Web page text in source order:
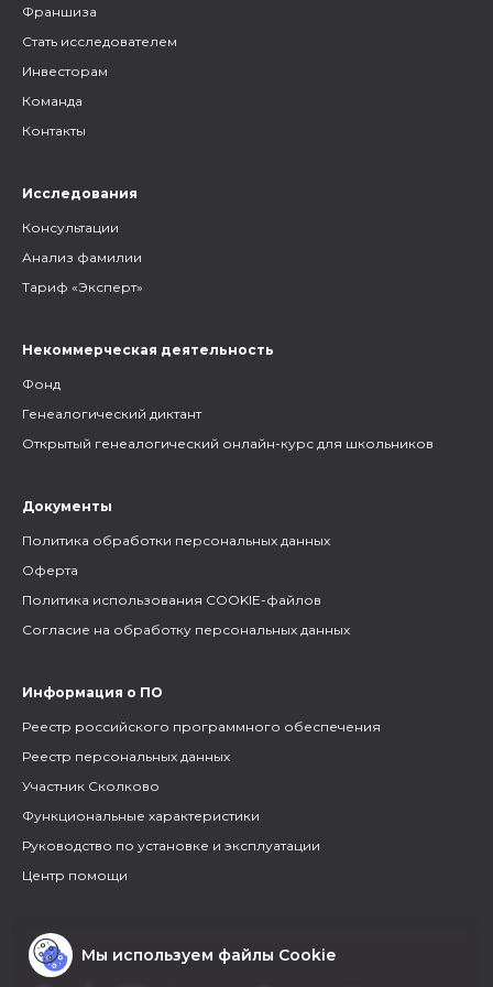
Франшиза
Стать исследователем
Инвесторам
Команда
Контакты
Исследования
Консультации
Анализ фамилии
Тариф «Эксперт»
Некоммерческая деятельность
Фонд
Генеалогический диктант
Открытый генеалогический онлайн-курс для школьников
Документы
Политика обработки персональных данных
Оферта
Политика использования COOKIE-файлов
Согласие на обработку персональных данных
Информация о ПО
Реестр российского программного обеспечения
Реестр персональных данных
Участник Сколково
Функциональные характеристики
Руководство по установке и эксплуатации
Центр помощи
Мы используем файлы Cookie